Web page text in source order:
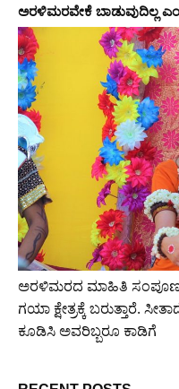
ಅರಳಿಮರವೇಕೆ ಬಾಡುವುದಿಲ್ಲ
ಅರಳಿ‌ಮರದ ಮಾಹಿತಿ ಸಂಪೂರ್ಣ.
ಗಯಾ ಕ್ಷೇತ್ರಕ್ಕೆ ಬರುತ್ತಾರೆ.
ಕೂಡಿಸಿ ಅವರಿಬ್ಬರೂ ಕಾಡಿಗೆ